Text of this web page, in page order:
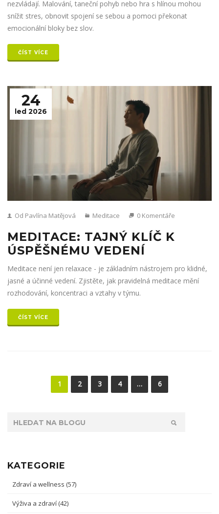
nezvládají. Malování, taneční pohyb nebo hra s hlínou mohou
snížit stres, obnovit spojení se sebou a pomoci překonat
emocionální bloky bez slov.
ČÍST VÍCE
24
led 2026
Od Pavlína Matějová Meditace 0 Komentáře
MEDITACE: TAJNÝ KLÍČ K
ÚSPĚŠNÉMU VEDENÍ
Meditace není jen relaxace - je základním nástrojem pro klidné,
jasné a účinné vedení. Zjistěte, jak pravidelná meditace mění
rozhodování, koncentraci a vztahy v týmu.
ČÍST VÍCE
1 2 3 4 … 6
KATEGORIE
Zdraví a wellness (57)
Výživa a zdraví (42)